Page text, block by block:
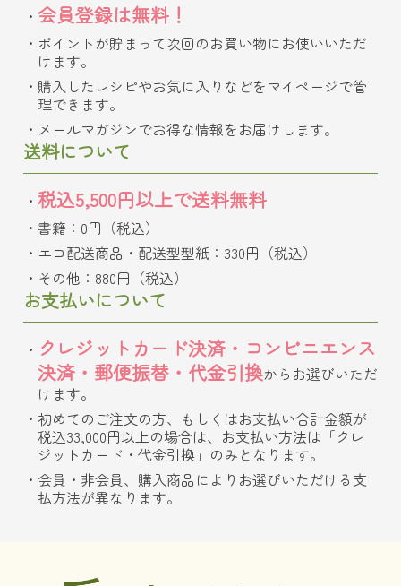
会員登録は無料！
ポイントが貯まって次回のお買い物にお使いいただ
けます。
購入したレシピやお気に入りなどをマイページで管
理できます。
メールマガジンでお得な情報をお届けします。
送料について
税込5,500円以上で送料無料
書籍：0円（税込）
エコ配送商品・配送型型紙：330円（税込）
その他：880円（税込）
お支払いについて
クレジットカード決済・コンビニエンス
決済・郵便振替・代金引換からお選びいただ
けます。
初めてのご注文の方、もしくはお支払い合計金額が
税込33,000円以上の場合は、お支払い方法は「クレ
ジットカード・代金引換」のみとなります。
会員・非会員、購入商品によりお選びいただける支
払方法が異なります。